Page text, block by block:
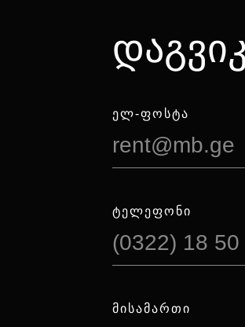
ᲔᲚ-ᲤᲝᲡᲢᲐ
rent@mb.ge
ᲢᲔᲚᲔᲤᲝᲜᲘ
(0322) 18 50
ᲛᲘᲡᲐᲛᲐᲠᲗᲘ